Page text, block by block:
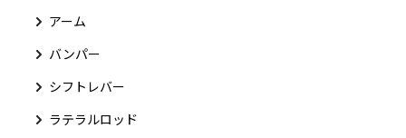
アーム
バンパー
シフトレバー
ラテラルロッド